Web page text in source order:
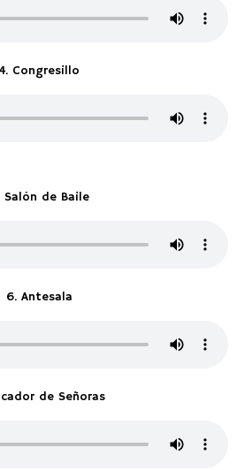
4. Congresillo
Salón de Baile
6. Antesala
de Señoras